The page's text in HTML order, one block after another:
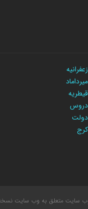
سایت متعلق به وب سایت